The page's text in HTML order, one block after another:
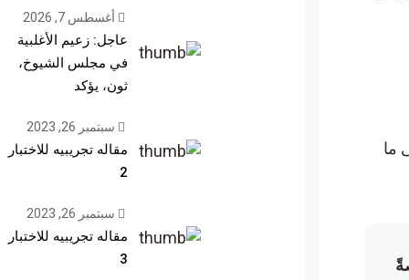
أغسطس 7, 2026
عاجل: زعيم الأغلبية
في مجلس الشيوخ،
ثون، يؤكد
سبتمبر 26, 2023
مقاله تجريبيه للاختبار
سبتمبر 26, 2023
مقاله تجريبيه للاختبار